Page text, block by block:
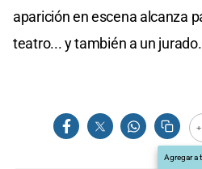
aparición en escena alcanza
teatro... y también a un jurado.
Agregar a